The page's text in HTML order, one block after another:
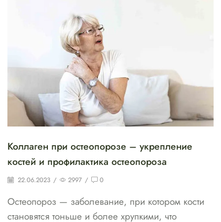
Коллаген при остеопорозе – укрепление
костей и профилактика остеопороза
22.06.2023 / 2997 / 0
Остеопороз — заболевание, при котором кости
становятся тоньше и более хрупкими, что